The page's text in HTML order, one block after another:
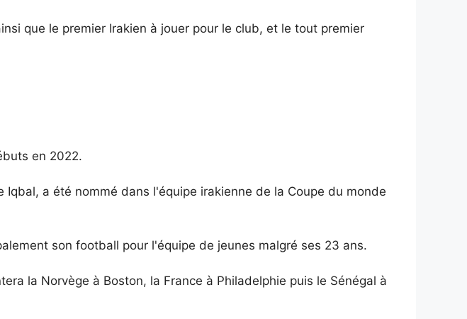
que le premier Irakien à jouer pour le club, et le tout premier
en 2022.
a été nommé dans l'équipe irakienne de la Coupe du monde
son football pour l'équipe de jeunes malgré ses 23 ans.
la Norvège à Boston, la France à Philadelphie puis le Sénégal à